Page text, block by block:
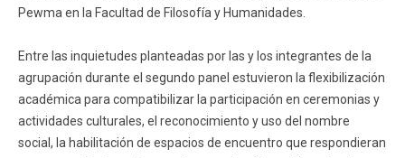
Pewma en la Facultad de Filosofía y Humanidades.
Entre las inquietudes planteadas por las y los integrantes de la
agrupación durante el segundo panel estuvieron la flexibilización
académica para compatibilizar la participación en ceremonias y
actividades culturales, el reconocimiento y uso del nombre
social, la habilitación de espacios de encuentro que respondieran